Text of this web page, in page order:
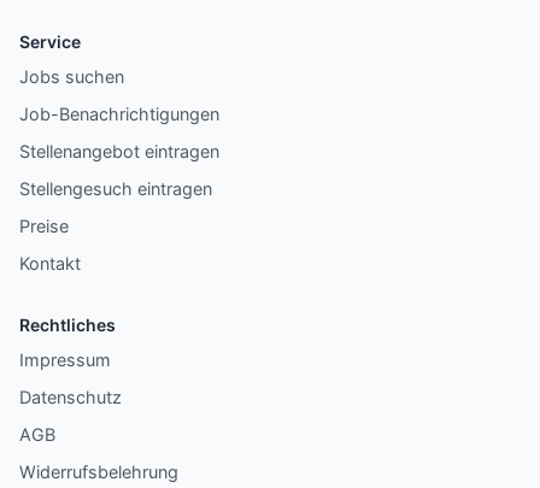
Service
Jobs suchen
Job-Benachrichtigungen
Stellenangebot eintragen
Stellengesuch eintragen
Preise
Kontakt
Rechtliches
Impressum
Datenschutz
AGB
Widerrufsbelehrung